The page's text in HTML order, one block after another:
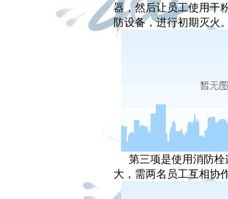
器，然后让员工使用干
防设备，进行初期灭火
第三项是使用消防
大，需两名员工互相协